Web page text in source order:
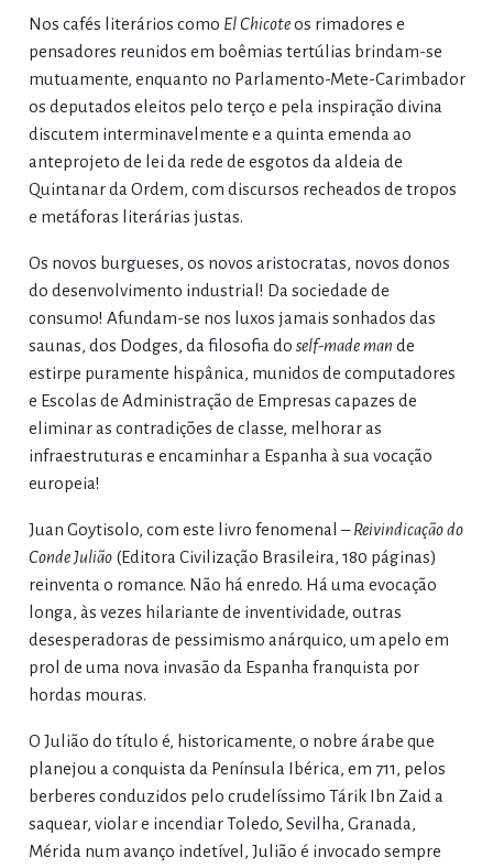
Nos cafés literários como El Chicoteos rimadores e
pensadores reunidos em boêmias tertúlias brindam-se
mutuamente, enquanto no Parlamento-Mete-Carimbador
os deputados eleitos pelo terço e pela inspiração divina
discutem interminavelmente e a quinta emenda ao
anteprojeto de lei da rede de esgotos da aldeia de
Quintanar da Ordem, com discursos recheados de tropos
e metáforas literárias justas.
Os novos burgueses, os novos aristocratas, novos donos
do desenvolvimento industrial! Da sociedade de
consumo! Afundam-se nos luxos jamais sonhados das
saunas, dos Dodges, da filosofia do self-made man de
estirpe puramente hispânica, munidos de computadores
e Escolas de Administração de Empresas capazes de
eliminar as contradições de classe, melhorar as
infraestruturas e encaminhar a Espanha à sua vocação
europeia!
Juan Goytisolo, com este livro fenomenal –Reivindicação do
Conde Julião(Editora Civilização Brasileira, 180 páginas)
reinventa o romance. Não há enredo. Há uma evocação
longa, às vezes hilariante de inventividade, outras
desesperadoras de pessimismo anárquico, um apelo em
prol de uma nova invasão da Espanha franquista por
hordas mouras.
O Julião do título é, historicamente, o nobre árabe que
planejou a conquista da Península Ibérica, em 711, pelos
berberes conduzidos pelo crudelíssimo Tárik Ibn Zaid a
saquear, violar e incendiar Toledo, Sevilha, Granada,
Mérida num avanço indetível, Julião é invocado sempre